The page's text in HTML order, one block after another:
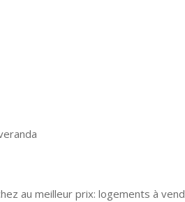
au meilleur prix: logements à